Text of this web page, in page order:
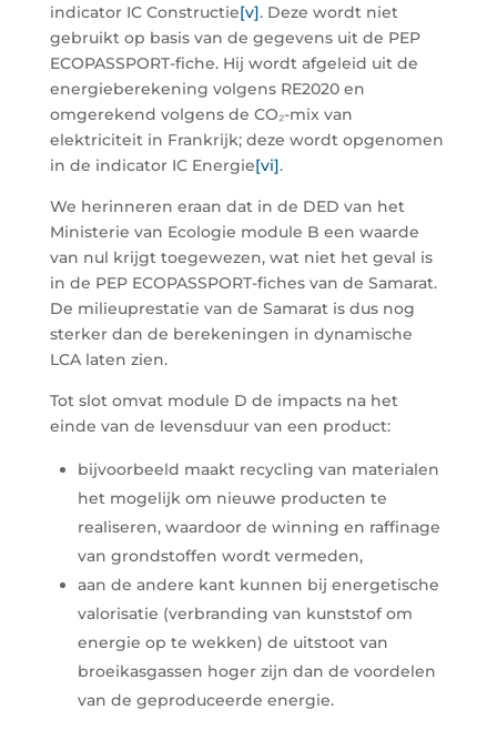
indicator IC Constructie[v]. Deze wordt niet
gebruikt op basis van de gegevens uit de PEP
ECOPASSPORT-fiche. Hij wordt afgeleid uit de
energieberekening volgens RE2020 en
omgerekend volgens de CO₂-mix van
elektriciteit in Frankrijk; deze wordt opgenomen
in de indicator IC Energie[vi].
We herinneren eraan dat in de DED van het
Ministerie van Ecologie module B een waarde
van nul krijgt toegewezen, wat niet het geval is
in de PEP ECOPASSPORT-fiches van de Samarat.
De milieuprestatie van de Samarat is dus nog
sterker dan de berekeningen in dynamische
LCA laten zien.
Tot slot omvat module D de impacts na het
einde van de levensduur van een product:
bijvoorbeeld maakt recycling van materialen
het mogelijk om nieuwe producten te
realiseren, waardoor de winning en raffinage
van grondstoffen wordt vermeden,
aan de andere kant kunnen bij energetische
valorisatie (verbranding van kunststof om
energie op te wekken) de uitstoot van
broeikasgassen hoger zijn dan de voordelen
van de geproduceerde energie.